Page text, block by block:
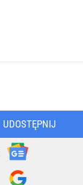
UDOSTĘPNIJ